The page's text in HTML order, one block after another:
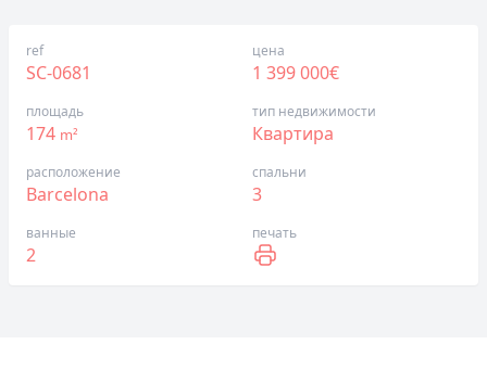
ref
SC-0681
цена
1 399 000€
площадь
174 m²
тип недвижимости
Квартира
расположение
Barcelona
спальни
3
ванные
2
печать